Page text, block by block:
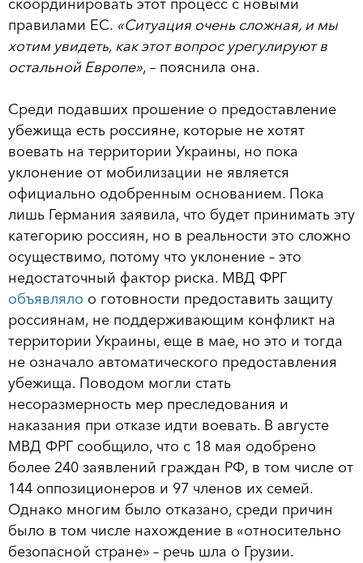
скоординировать этот процесс с новыми
правилами ЕС. «Ситуация очень сложная, и мы
хотим увидеть, как этот вопрос урегулируют в
остальной Европе», – пояснила она.
Среди подавших прошение о предоставление
убежища есть россияне, которые не хотят
воевать на территории Украины, но пока
уклонение от мобилизации не является
официально одобренным основанием. Пока
лишь Германия заявила, что будет принимать эту
категорию россиян, но в реальности это сложно
осуществимо, потому что уклонение – это
недостаточный фактор риска. МВД ФРГ
объявляло о готовности предоставить защиту
россиянам, не поддерживающим конфликт на
территории Украины, еще в мае, но это и тогда
не означало автоматического предоставления
убежища. Поводом могли стать
несоразмерность мер преследования и
наказания при отказе идти воевать. В августе
МВД ФРГ сообщило, что с 18 мая одобрено
более 240 заявлений граждан РФ, в том числе от
144 оппозиционеров и 97 членов их семей.
Однако многим было отказано, среди причин
было в том числе нахождение в «относительно
безопасной стране» – речь шла о Грузии.